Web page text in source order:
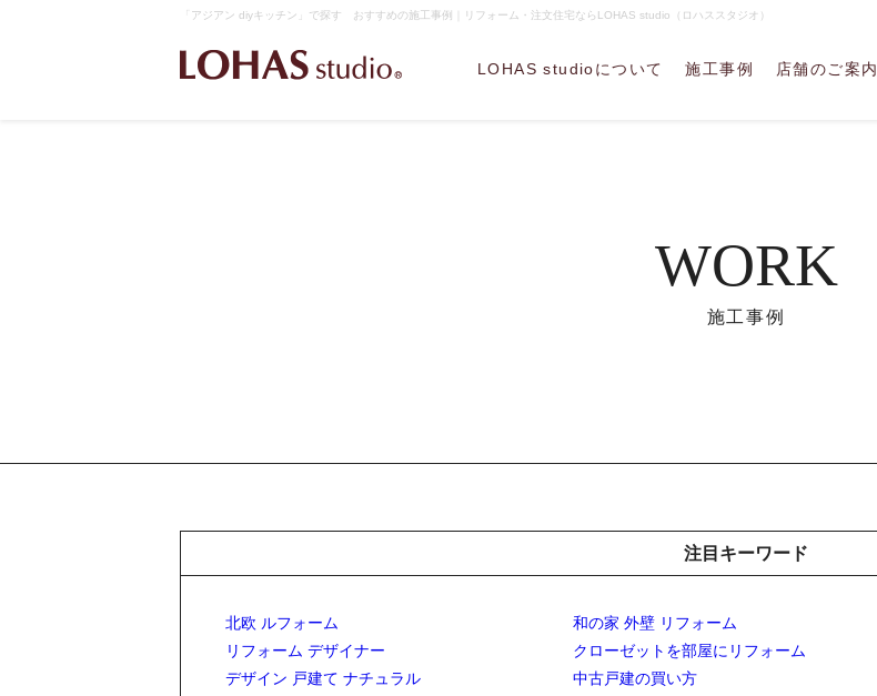
「アジアン diyキッチン」で探す おすすめの施工事例｜リフォーム・注文住宅ならLOHAS studio（ロハススタジオ）
LOHAS studioについて 施工事例 店舗のご案内
WORK
施工事例
注目キーワード
北欧 ルフォーム 和の家 外壁 リフォーム
リフォーム デザイナー
クローゼットを部屋にリフォーム
デザイン 戸建て ナチュラル
中古戸建の買い方